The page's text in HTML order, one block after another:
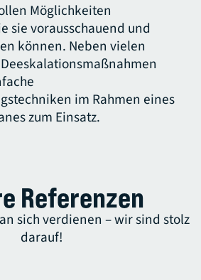
Möglichkeiten
sie vorausschauend und
können. Neben vielen
im Rahmen eines
zum Einsatz.
Referenzen
sich verdienen – wir sind stolz
darauf!